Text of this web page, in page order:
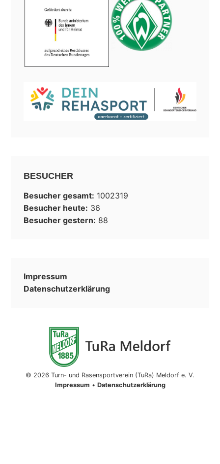
BESUCHER
Besucher gesamt: 1002319
Besucher heute: 36
Besucher gestern: 88
Impressum
Datenschutzerklärung
© 2026 Turn- und Rasensportverein (TuRa) Meldorf e. V.
Impressum • Datenschutzerklärung